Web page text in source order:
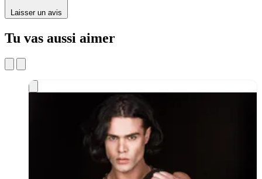
Laisser un avis
Tu vas aussi aimer